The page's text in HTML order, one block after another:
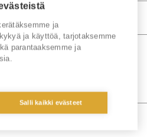
ja
ja käyttöä, tarjotaksemme
parantaaksemme ja
Salli kaikki evästeet